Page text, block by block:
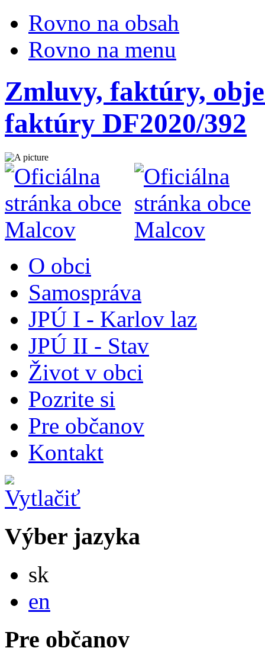
Rovno na obsah
Rovno na menu
Zmluvy, faktúry,
faktúry DF2020/392
O obci
Samospráva
JPÚ I - Karlov laz
JPÚ II - Stav
Život v obci
Pozrite si
Pre občanov
Kontakt
Výber jazyka
sk
en
Pre občanov